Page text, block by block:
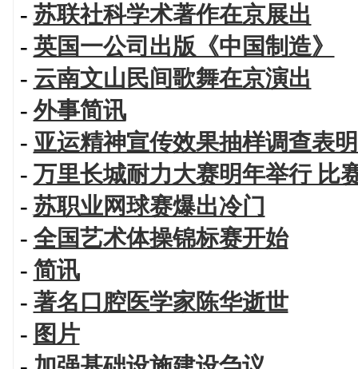
- 苏联社科学术著作在京展出
- 英国一公司出版《中国制造》
- 云南文山民间歌舞在京演出
- 外事简讯
- 亚运精神宣传效果抽样调查表
- 万里长城耐力大赛明年举行 比
- 苏职业网球赛爆出冷门
- 全国艺术体操锦标赛开始
- 简讯
- 著名口腔医学家陈华逝世
- 图片